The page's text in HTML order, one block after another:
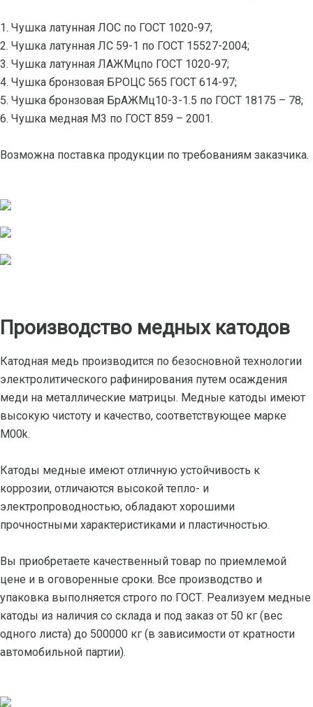
1. Чушка латунная ЛОС по ГОСТ 1020-97;
2. Чушка латунная ЛС 59-1 по ГОСТ 15527-2004;
3. Чушка латунная ЛАЖМцпо ГОСТ 1020-97;
4. Чушка бронзовая БРОЦС 565 ГОСТ 614-97;
5. Чушка бронзовая БрАЖМц10-3-1.5 по ГОСТ 18175 – 78;
6. Чушка медная М3 по ГОСТ 859 – 2001.
Возможна поставка продукции по требованиям заказчика.
Производство медных катодов
Катодная медь производится по безосновной технологии
электролитического рафинирования путем осаждения
меди на металлические матрицы. Медные катоды имеют
высокую чистоту и качество, соответствующее марке
M00k.
Катоды медные имеют отличную устойчивость к
коррозии, отличаются высокой тепло- и
электропроводностью, обладают хорошими
прочностными характеристиками и пластичностью.
Вы приобретаете качественный товар по приемлемой
цене и в оговоренные сроки. Все производство и
упаковка выполняется строго по ГОСТ. Реализуем медные
катоды из наличия со склада и под заказ от 50 кг (вес
одного листа) до 500000 кг (в зависимости от кратности
автомобильной партии).